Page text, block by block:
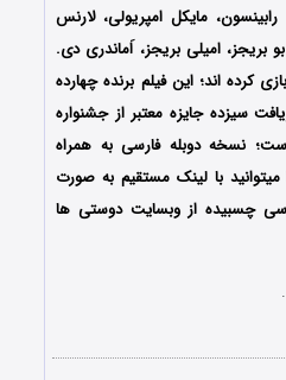
مایکل امپریولی، لارنس
بریجز، امیلی بریجز، اَماندری دی.
کرده اند؛ این فیلم برنده چهارده
سیزده جایزه معتبر از جشنواره
نسخه دوبله فارسی به همراه
با لینک مستقیم به صورت
چسبیده از وبسایت دوستی ها